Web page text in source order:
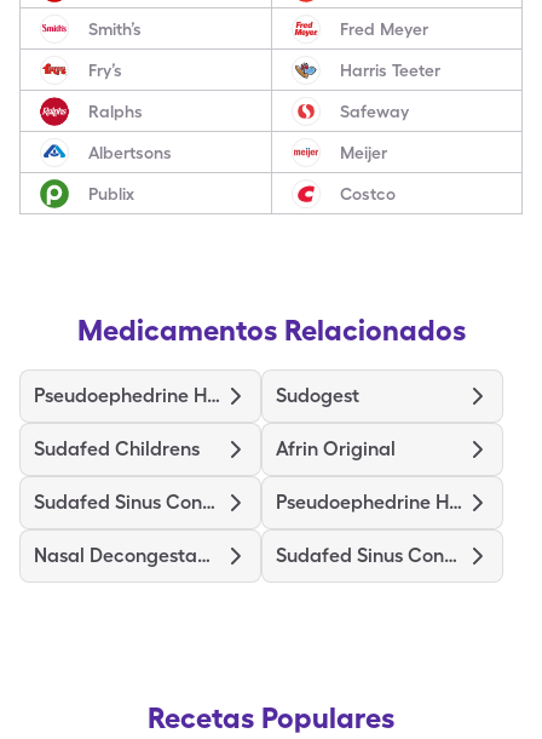
Smith’s Fred Meyer
Fry’s Harris Teeter
Ralphs Safeway
Albertsons Meijer
Publix Costco
Medicamentos Relacionados
Pseudoephedrine Hcl Sudogest
Sudafed Childrens Afrin Original
Sudafed Sinus Congestion 12Hr Pseudoephedrine Hcl Er
Nasal Decongestant Spray Sudafed Sinus Congestion
Recetas Populares